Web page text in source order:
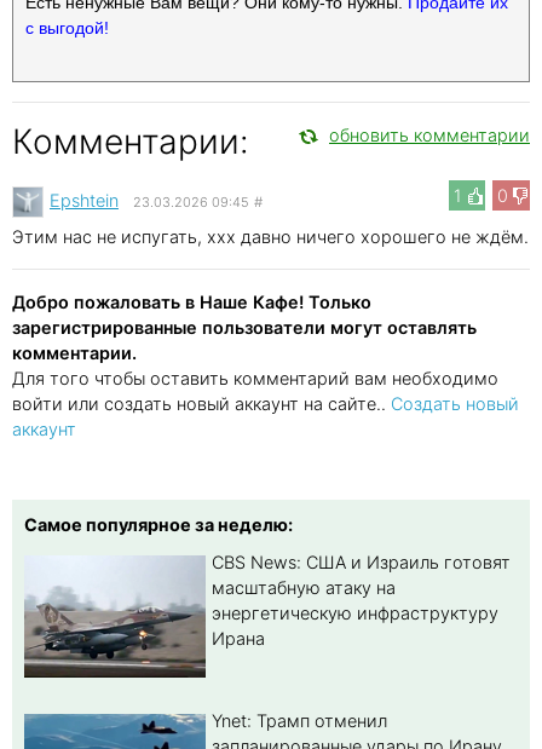
с выгодой!
Комментарии: обновить комментарии
1 0
Epshtein 23.03.2026 09:45 #
Этим нас не испугать, xxx давно ничего хорошего не ждём.
Добро пожаловать в Наше Кафе! Только
зарегистрированные пользователи могут оставлять
комментарии.
Для того чтобы оставить комментарий вам необходимо
войти или создать новый аккаунт на сайте.. Создать новый
аккаунт
Самое популярное за неделю:
CBS News: США и Израиль готовят
масштабную атаку на
энергетическую инфраструктуру
Ирана
Ynet: Трамп отменил